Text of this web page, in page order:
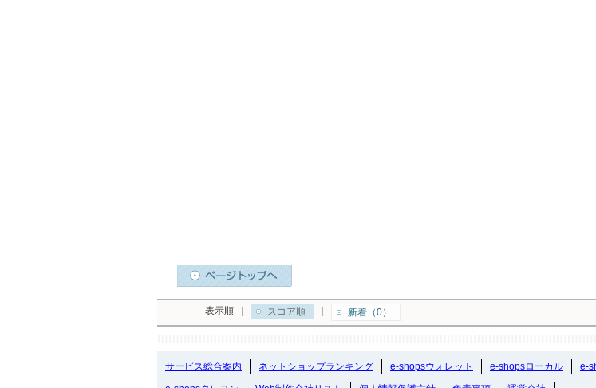
表示順 スコア順 新着（0）
サービス総合案内 ネットショップランキング e-shopsウォレット e-shopsローカル
e-